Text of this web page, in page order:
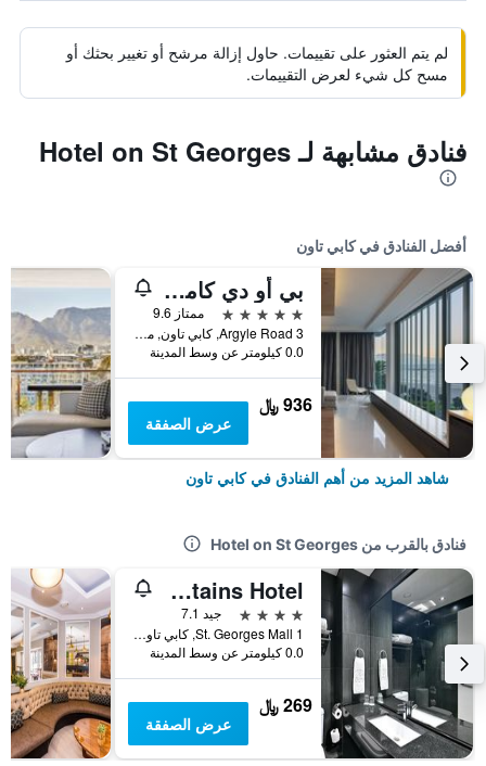
لم يتم العثور على تقييمات. حاول إزالة مرشح أو تغيير بحثك أو
مسح كل شيء لعرض التقييمات.
فنادق مشابهة لـ Hotel on St Georges
أفضل الفنادق في كابي تاون
بي أو دي كامبس باي
5 نجوم
ممتاز 9.6
3 Argyle Road, كابي تاون, محافظة كيب الغربية, جنوب أفريقيا
0.0 كيلومتر عن وسط المدينة
936 ﷼
عرض الصفقة
شاهد المزيد من أهم الفنادق في كابي تاون
فنادق بالقرب من Hotel on St Georges
Fountains Hotel
4 نجوم
جيد 7.1
1 St. Georges Mall, كابي تاون, محافظة كيب الغربية, جنوب أفريقيا
0.0 كيلومتر عن وسط المدينة
269 ﷼
عرض الصفقة